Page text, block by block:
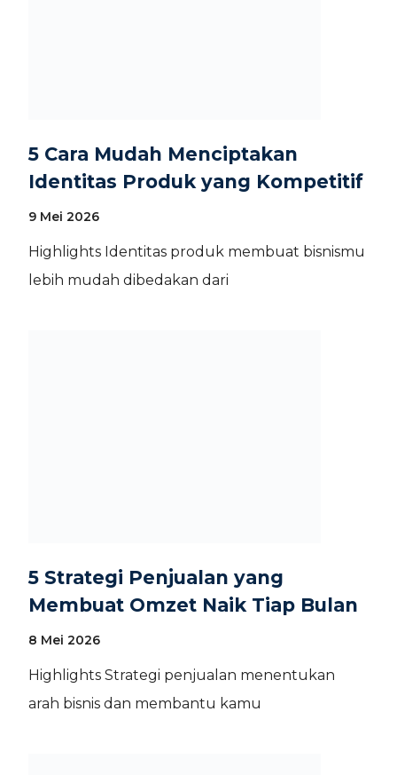
5 Cara Mudah Menciptakan
Identitas Produk yang Kompetitif
9 Mei 2026
Highlights Identitas produk membuat bisnismu
lebih mudah dibedakan dari
5 Strategi Penjualan yang
Membuat Omzet Naik Tiap Bulan
8 Mei 2026
Highlights Strategi penjualan menentukan
arah bisnis dan membantu kamu